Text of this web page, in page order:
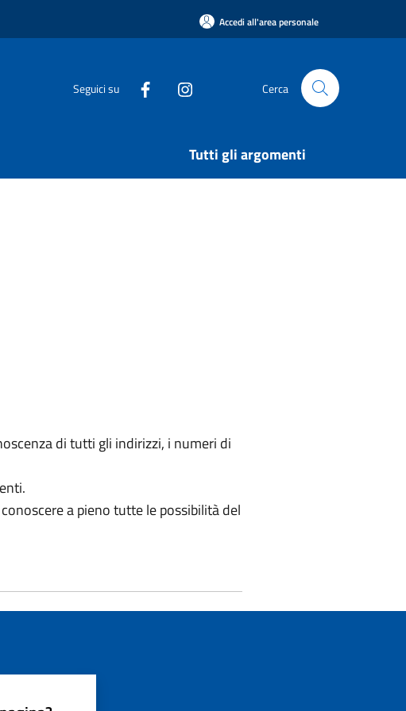
Accedi all'area personale
Seguici su Cerca
Tutti gli argomenti
di tutti gli indirizzi, i numeri di
a pieno tutte le possibilità del